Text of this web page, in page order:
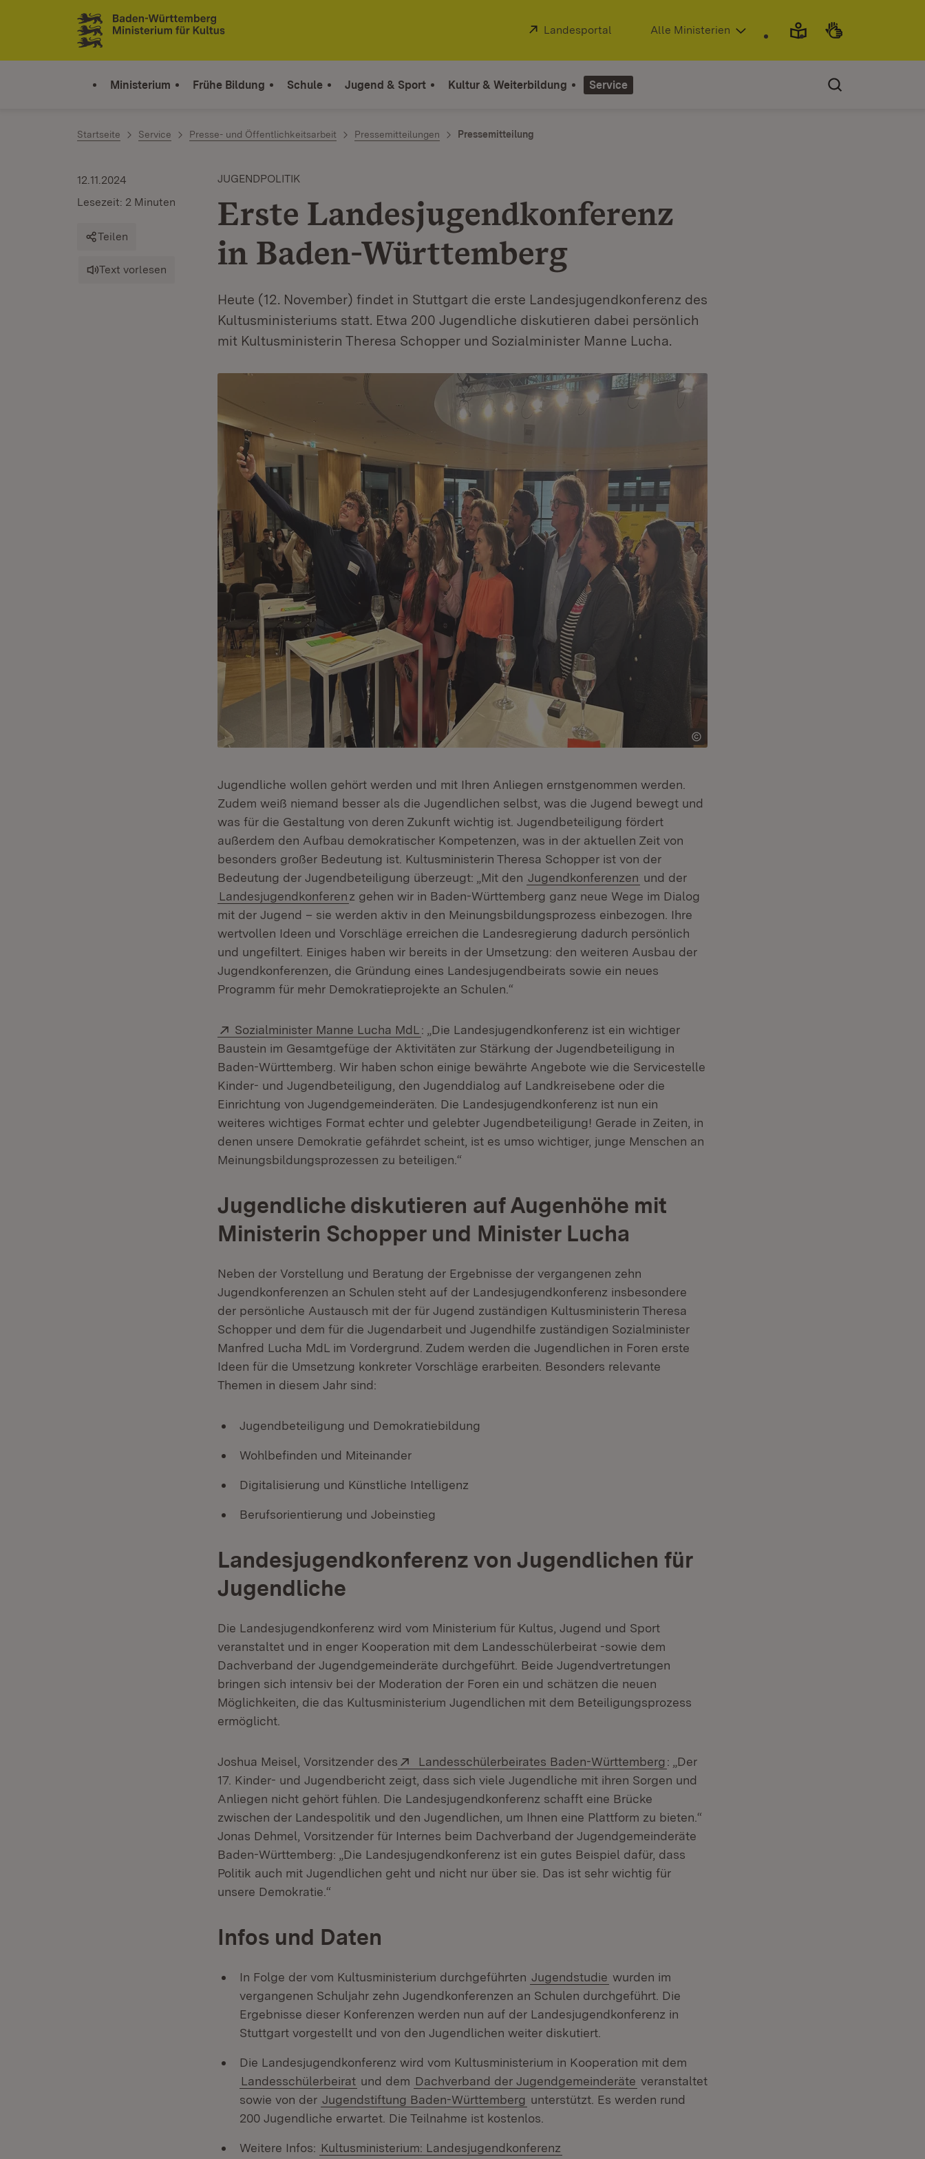
Zum Inhalt springen
Link zur Startseite
Extern:
Landesportal (Öffnet in neuem Fenster)
Alle Ministerien
Ministerium Frühe Bildung Schule Jugend & Sport Kultur & Weiterbildung Service
Startseite Service Presse- und Öffentlichkeitsarbeit Pressemitteilungen Pressemitteilung
JUGENDPOLITIK
Erste Landesjugendkonferenz
in Baden-Württemberg
Heute (12. November) findet in Stuttgart die erste Landesjugendkonferenz des
Kultusministeriums statt. Etwa 200 Jugendliche diskutieren dabei persönlich
mit Kultusministerin Theresa Schopper und Sozialminister Manne Lucha.
12.11.2024
Lesezeit: 2 Minuten
Teilen
Text vorlesen
Jugendliche wollen gehört werden und mit Ihren Anliegen ernstgenommen werden.
Zudem weiß niemand besser als die Jugendlichen selbst, was die Jugend bewegt und
was für die Gestaltung von deren Zukunft wichtig ist. Jugendbeteiligung fördert
außerdem den Aufbau demokratischer Kompetenzen, was in der aktuellen Zeit von
besonders großer Bedeutung ist. Kultusministerin Theresa Schopper ist von der
Bedeutung der Jugendbeteiligung überzeugt: „Mit den Jugendkonferenzen und der
Landesjugendkonferenz gehen wir in Baden-Württemberg ganz neue Wege im Dialog
mit der Jugend – sie werden aktiv in den Meinungsbildungsprozess einbezogen. Ihre
wertvollen Ideen und Vorschläge erreichen die Landesregierung dadurch persönlich
und ungefiltert. Einiges haben wir bereits in der Umsetzung: den weiteren Ausbau der
Jugendkonferenzen, die Gründung eines Landesjugendbeirats sowie ein neues
Programm für mehr Demokratieprojekte an Schulen.“
Extern:
Sozialminister Manne Lucha MdL (Öffnet in neuem Fenster)
: „Die Landesjugendkonferenz ist ein wichtiger
Baustein im Gesamtgefüge der Aktivitäten zur Stärkung der Jugendbeteiligung in
Baden-Württemberg. Wir haben schon einige bewährte Angebote wie die Servicestelle
Kinder- und Jugendbeteiligung, den Jugenddialog auf Landkreisebene oder die
Einrichtung von Jugendgemeinderäten. Die Landesjugendkonferenz ist nun ein
weiteres wichtiges Format echter und gelebter Jugendbeteiligung! Gerade in Zeiten, in
denen unsere Demokratie gefährdet scheint, ist es umso wichtiger, junge Menschen an
Meinungsbildungsprozessen zu beteiligen.“
Jugendliche diskutieren auf Augenhöhe mit
Ministerin Schopper und Minister Lucha
Neben der Vorstellung und Beratung der Ergebnisse der vergangenen zehn
Jugendkonferenzen an Schulen steht auf der Landesjugendkonferenz insbesondere
der persönliche Austausch mit der für Jugend zuständigen Kultusministerin Theresa
Schopper und dem für die Jugendarbeit und Jugendhilfe zuständigen Sozialminister
Manfred Lucha MdL im Vordergrund. Zudem werden die Jugendlichen in Foren erste
Ideen für die Umsetzung konkreter Vorschläge erarbeiten. Besonders relevante
Themen in diesem Jahr sind:
Jugendbeteiligung und Demokratiebildung
Wohlbefinden und Miteinander
Digitalisierung und Künstliche Intelligenz
Berufsorientierung und Jobeinstieg
Landesjugendkonferenz von Jugendlichen für
Jugendliche
Die Landesjugendkonferenz wird vom Ministerium für Kultus, Jugend und Sport
veranstaltet und in enger Kooperation mit dem Landesschülerbeirat -sowie dem
Dachverband der Jugendgemeinderäte durchgeführt. Beide Jugendvertretungen
bringen sich intensiv bei der Moderation der Foren ein und schätzen die neuen
Möglichkeiten, die das Kultusministerium Jugendlichen mit dem Beteiligungsprozess
ermöglicht.
Joshua Meisel, Vorsitzender des Extern:
Landesschülerbeirates Baden-Württemberg(Öffnet in neuem Fenster)
: „Der
17. Kinder- und Jugendbericht zeigt, dass sich viele Jugendliche mit ihren Sorgen und
Anliegen nicht gehört fühlen. Die Landesjugendkonferenz schafft eine Brücke
zwischen der Landespolitik und den Jugendlichen, um Ihnen eine Plattform zu bieten.“
Jonas Dehmel, Vorsitzender für Internes beim Dachverband der Jugendgemeinderäte
Baden-Württemberg: „Die Landesjugendkonferenz ist ein gutes Beispiel dafür, dass
Politik auch mit Jugendlichen geht und nicht nur über sie. Das ist sehr wichtig für
unsere Demokratie.“
Infos und Daten
In Folge der vom Kultusministerium durchgeführten Jugendstudie wurden im
vergangenen Schuljahr zehn Jugendkonferenzen an Schulen durchgeführt. Die
Ergebnisse dieser Konferenzen werden nun auf der Landesjugendkonferenz in
Stuttgart vorgestellt und von den Jugendlichen weiter diskutiert.
Die Landesjugendkonferenz wird vom Kultusministerium in Kooperation mit dem
Landesschülerbeirat und dem Dachverband der Jugendgemeinderäte veranstaltet
sowie von der Jugendstiftung Baden-Württemberg unterstützt. Es werden rund
200 Jugendliche erwartet. Die Teilnahme ist kostenlos.
Weitere Infos: Kultusministerium: Landesjugendkonferenz